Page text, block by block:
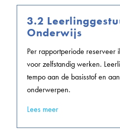
3.2
Onderwijs
Per rapportperiode reserveer
voor zelfstandig werken.
tempo aan de basisstof en
onderwerpen.
Lees meer